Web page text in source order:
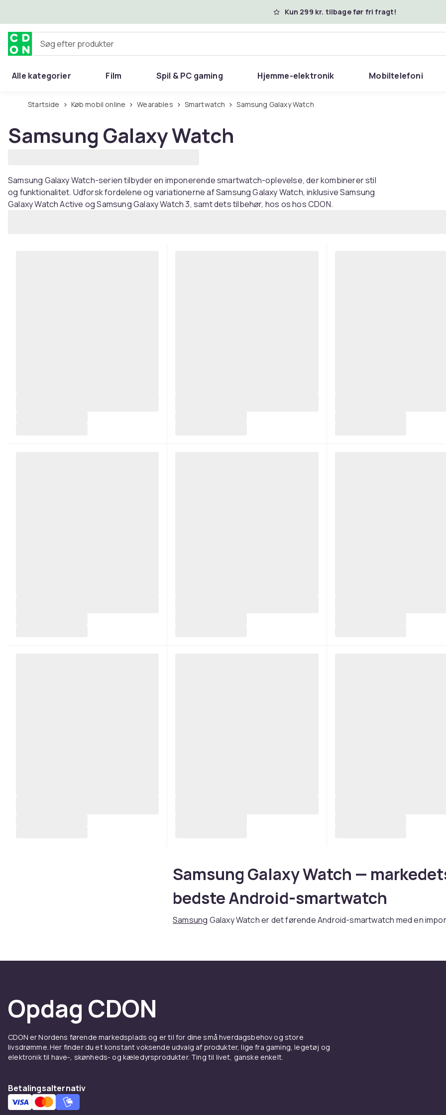
Kun 299 kr. tilbage før fri fragt!
Søg efter produkter
Alle kategorier Film Spil & PC gaming Hjemme-elektronik Mobiltelefoni
Hjem & have
Startside Køb mobil online Wearables Smartwatch Samsung Galaxy Watch
Samsung Galaxy Watch
Samsung Galaxy Watch-serien tilbyder en imponerende smartwatch-oplevelse, der kombinerer stil
og funktionalitet. Udforsk fordelene og variationerne af Samsung Galaxy Watch, inklusive Samsung
Galaxy Watch Active og Samsung Galaxy Watch 3, samt dets tilbehør, hos os hos CDON.
Samsung Galaxy Watch —
bedste Android-smartwatch
Samsung Galaxy Watch er det førende Android-smartwatch med en
Galaxy Watch kører Wear OS med Samsungs One UI Watch og har
funktioner
Samsung Galaxy Watch 7 og Watch Ultra tilbyder BIA til
Opdag CDON
CDON er Nordens førende markedsplads og er til for dine små hverdagsbehov og store
livsdrømme. Her finder du et konstant voksende udvalg af produkter, lige fra gaming, legetøj og
elektronik til have-, skønheds- og kæledyrsprodukter. Ting til livet, ganske enkelt.
Betalingsalternativ